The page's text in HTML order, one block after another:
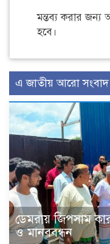
মন্তব্য করার
হবে।
এ জাতীয় আরো সংবাদ
ডেমরায় জিপসাম
ও মানববন্ধন